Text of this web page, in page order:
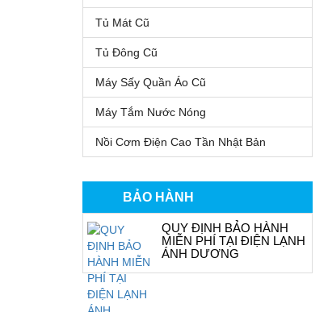
Tủ Mát Cũ
Tủ Đông Cũ
Máy Sấy Quần Áo Cũ
Máy Tắm Nước Nóng
Nồi Cơm Điện Cao Tần Nhật Bản
BẢO HÀNH
QUY ĐỊNH BẢO HÀNH
MIỄN PHÍ TẠI ĐIỆN LẠNH
ÁNH DƯƠNG